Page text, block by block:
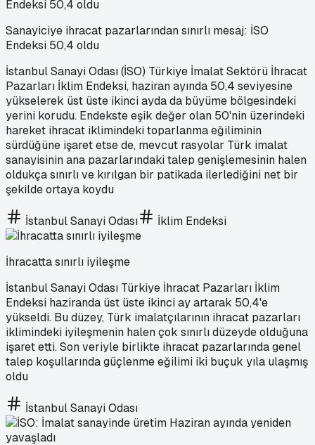
Sanayiciye ihracat pazarlarından sınırlı mesaj: İSO
Endeksi 50,4 oldu
İstanbul Sanayi Odası (İSO) Türkiye İmalat Sektörü İhracat
Pazarları İklim Endeksi, haziran ayında 50,4 seviyesine
yükselerek üst üste ikinci ayda da büyüme bölgesindeki
yerini korudu. Endekste eşik değer olan 50'nin üzerindeki
hareket ihracat iklimindeki toparlanma eğiliminin
sürdüğüne işaret etse de, mevcut rasyolar Türk imalat
sanayisinin ana pazarlarındaki talep genişlemesinin halen
oldukça sınırlı ve kırılgan bir patikada ilerlediğini net bir
şekilde ortaya koydu
İstanbul Sanayi Odası İklim Endeksi
İhracatta sınırlı iyileşme
İstanbul Sanayi Odası Türkiye İhracat Pazarları İklim
Endeksi haziranda üst üste ikinci ay artarak 50,4'e
yükseldi. Bu düzey, Türk imalatçılarının ihracat pazarları
iklimindeki iyileşmenin halen çok sınırlı düzeyde olduğuna
işaret etti. Son veriyle birlikte ihracat pazarlarında genel
talep koşullarında güçlenme eğilimi iki buçuk yıla ulaşmış
oldu
İstanbul Sanayi Odası